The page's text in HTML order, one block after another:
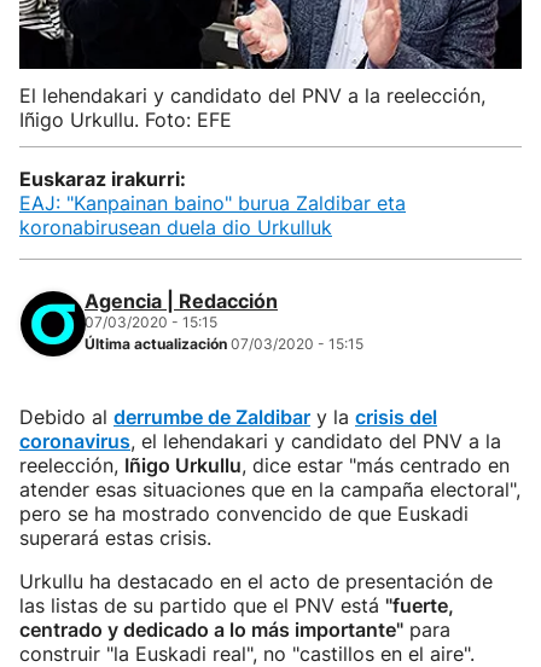
El lehendakari y candidato del PNV a la reelección,
Iñigo Urkullu. Foto: EFE
Euskaraz irakurri:
EAJ: "Kanpainan baino" burua Zaldibar eta
koronabirusean duela dio Urkulluk
Agencia | Redacción
07/03/2020 - 15:15
Última actualización 07/03/2020 - 15:15
Debido al derrumbe de Zaldibar y la crisis del
coronavirus, el lehendakari y candidato del PNV a la
reelección, Iñigo Urkullu, dice estar "más centrado en
atender esas situaciones que en la campaña electoral",
pero se ha mostrado convencido de que Euskadi
superará estas crisis.
Urkullu ha destacado en el acto de presentación de
las listas de su partido que el PNV está "fuerte,
centrado y dedicado a lo más importante" para
construir "la Euskadi real", no "castillos en el aire".